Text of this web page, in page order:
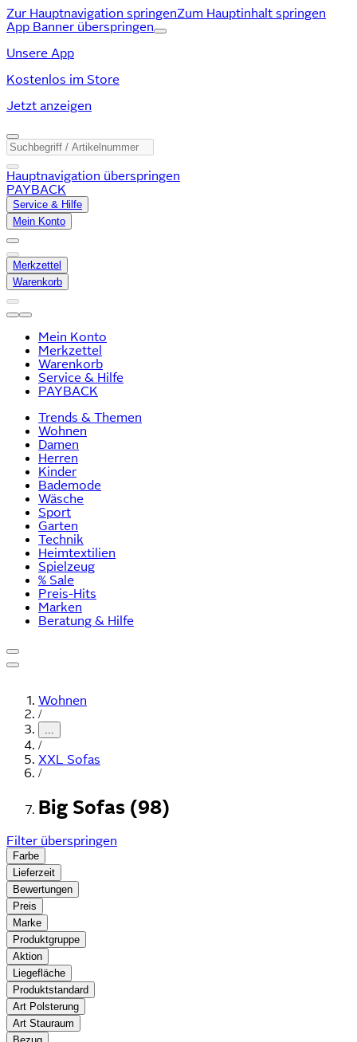
Zur Hauptnavigation springenZum Hauptinhalt springen
App Banner überspringen
Unsere App
Kostenlos im Store
Jetzt anzeigen
Hauptnavigation überspringen
PAYBACK
Service & Hilfe
Mein Konto
Merkzettel
Warenkorb
Mein Konto
Merkzettel
Warenkorb
Service & Hilfe
PAYBACK
Trends & Themen
Wohnen
Damen
Herren
Kinder
Bademode
Wäsche
Sport
Garten
Technik
Heimtextilien
Spielzeug
% Sale
Preis-Hits
Marken
Beratung & Hilfe
Wohnen
/
...
/
XXL Sofas
/
Big Sofas (98)
Filter überspringen
Farbe
Lieferzeit
Bewertungen
Preis
Marke
Produktgruppe
Aktion
Liegefläche
Produktstandard
Art Polsterung
Art Stauraum